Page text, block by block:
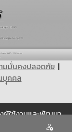
มมั่นคงปลอดภัย |
บุุคคล
ผู้ใช้งานและพัฒนา